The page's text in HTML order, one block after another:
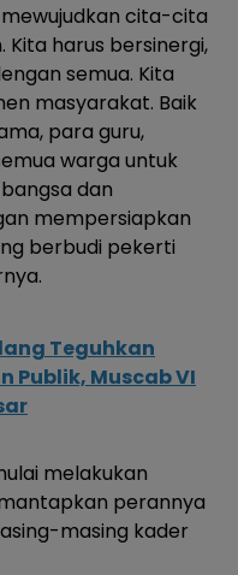
cita-cita
Kita harus bersinergi,
semua. Kita
masyarakat. Baik
para guru,
warga untuk
dan
mempersiapkan
berbudi pekerti
Teguhkan
Publik, Muscab VI
melakukan
perannya
masing kader